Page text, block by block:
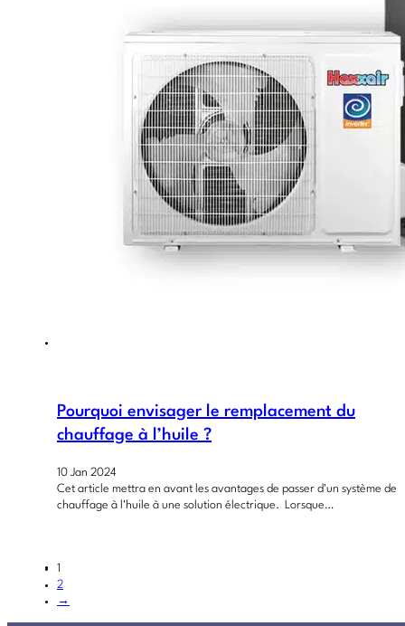
Pourquoi envisager le remplacement du
chauffage à l’huile ?
10 Jan 2024
Cet article mettra en avant les avantages de passer d'un système de
chauffage à l'huile à une solution électrique. Lorsque…
1
2
→